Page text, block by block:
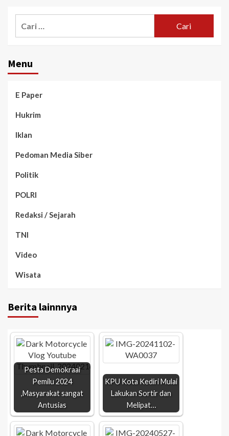
Menu
E Paper
Hukrim
Iklan
Pedoman Media Siber
Politik
POLRI
Redaksi / Sejarah
TNI
Video
Wisata
Berita lainnnya
Pesta Demokraai
Pemilu 2024
,Masyarakat sangat
Antusias
KPU Kota Kediri Mulai
Lakukan Sortir dan
Melipat…